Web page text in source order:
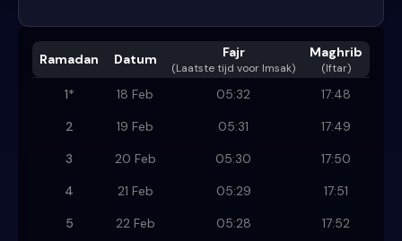
Ramadan Datum Fajr
(Laatste tijd voor Imsak)
Maghrib
(Iftar)
1* 18 Feb 05:32
17:48
2
19 Feb 05:31
17:49
3
20 Feb 05:30
17:50
4
21 Feb 05:29
17:51
5
22 Feb 05:28
17:52